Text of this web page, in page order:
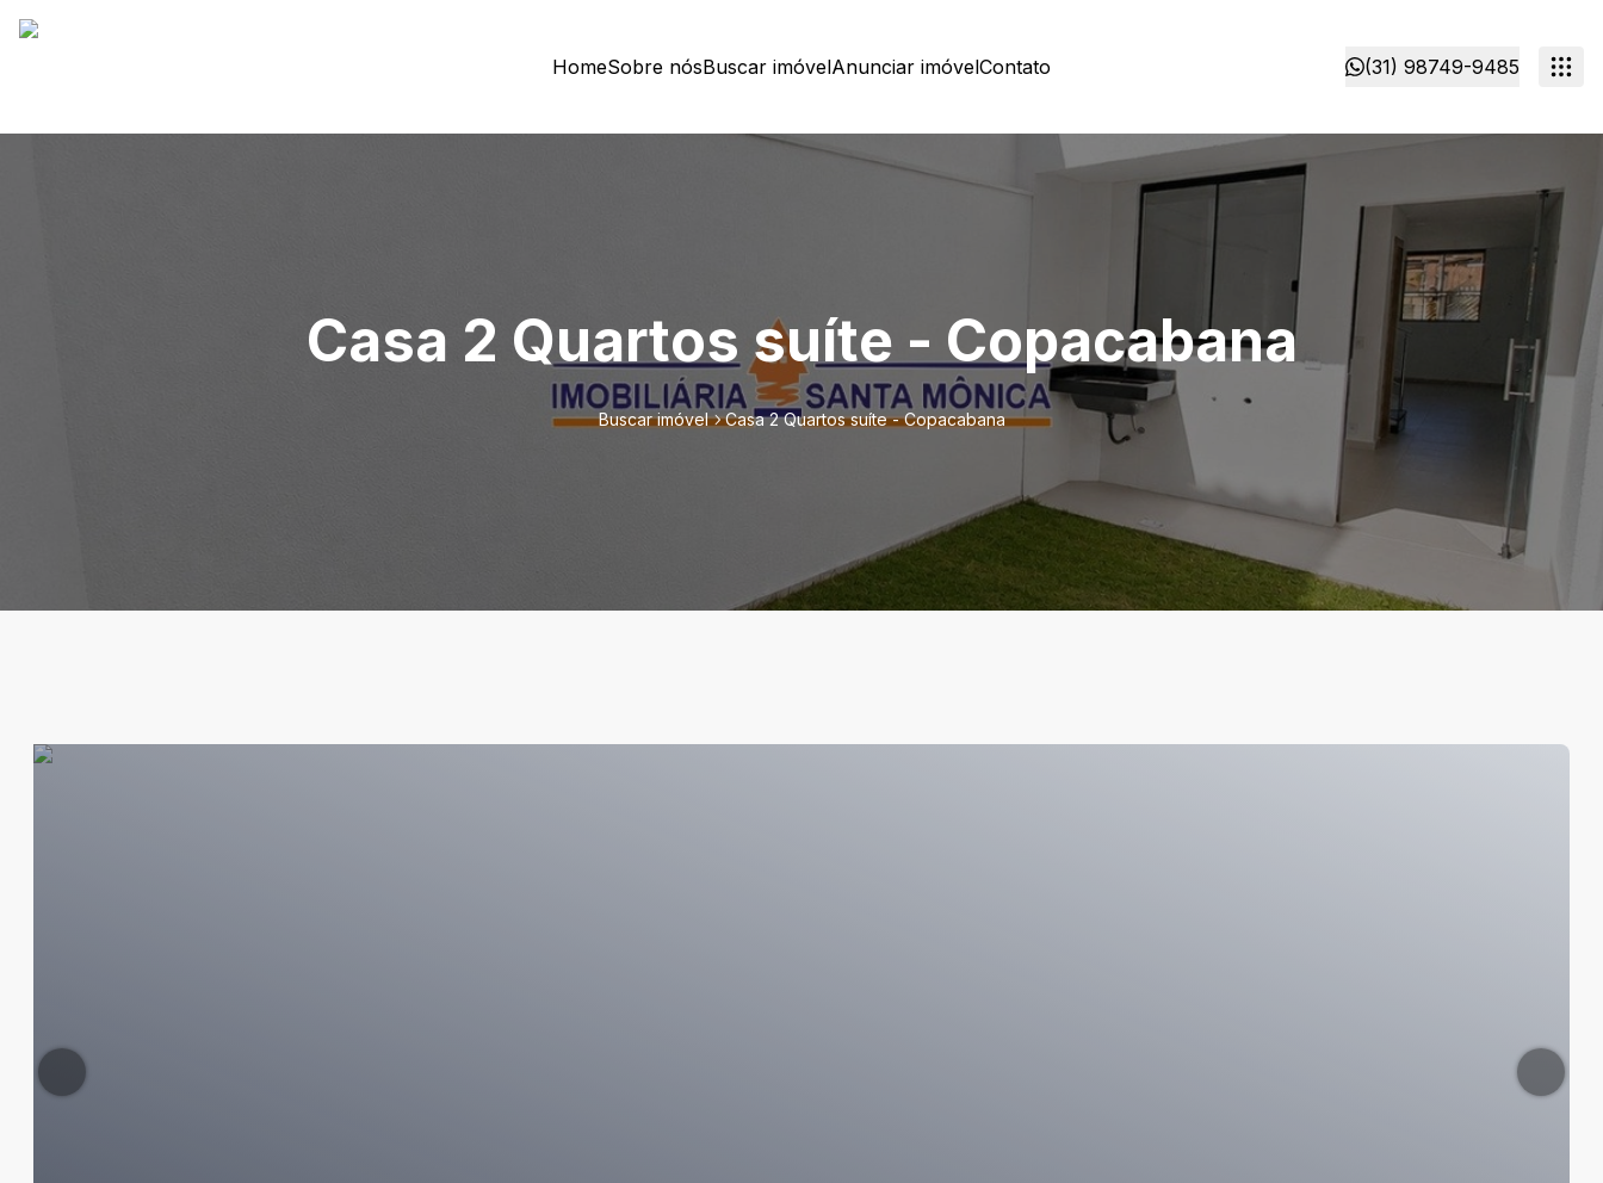
HomeSobre nósBuscar imóvelAnunciar imóvelContato (31) 98749-9485
Casa 2 Quartos suíte - Copacabana
Buscar imóvel Casa 2 Quartos suíte - Copacabana